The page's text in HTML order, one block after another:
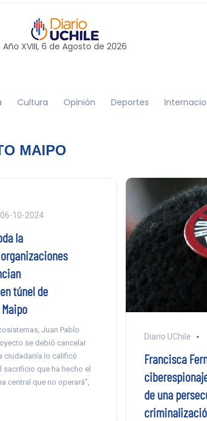
Año XVIII, 6 de Agosto de 2026
Cultura Opinión Deportes
MAIPO
06-10-2024
la
túnel de
Juan Pablo
se debió cancelar
ciudadanía lo calificó
sacrificio que ha hecho el
central que no operará”,
Diario UChile
Francisca
de una